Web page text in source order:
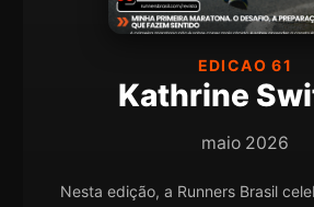
EDICAO 61
Kathrine
maio 2026
Nesta edição, a Runners Brasil